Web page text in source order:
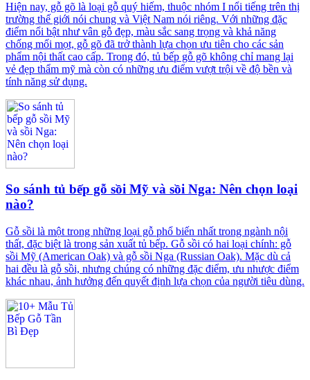
Hiện nay, gỗ gõ là loại gỗ quý hiếm, thuộc nhóm I nổi tiếng trên thị
trường thế giới nói chung và Việt Nam nói riêng. Với những đặc
điểm nổi bật như vân gỗ đẹp, màu sắc sang trọng và khả năng
chống mối mọt, gỗ gõ đã trở thành lựa chọn ưu tiên cho các sản
phẩm nội thất cao cấp. Trong đó, tủ bếp gỗ gõ không chỉ mang lại
vẻ đẹp thẩm mỹ mà còn có những ưu điểm vượt trội về độ bền và
tính năng sử dụng.
So sánh tủ bếp gỗ sồi Mỹ và sồi Nga: Nên chọn loại
nào?
Gỗ sồi là một trong những loại gỗ phổ biến nhất trong ngành nội
thất, đặc biệt là trong sản xuất tủ bếp. Gỗ sồi có hai loại chính: gỗ
sồi Mỹ (American Oak) và gỗ sồi Nga (Russian Oak). Mặc dù cả
hai đều là gỗ sồi, nhưng chúng có những đặc điểm, ưu nhược điểm
khác nhau, ảnh hưởng đến quyết định lựa chọn của người tiêu dùng.